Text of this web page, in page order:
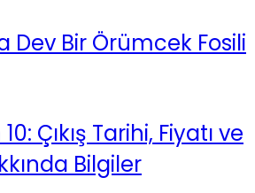
Dev Bir Örümcek Fosili
Çıkış Tarihi, Fiyatı ve
Bilgiler